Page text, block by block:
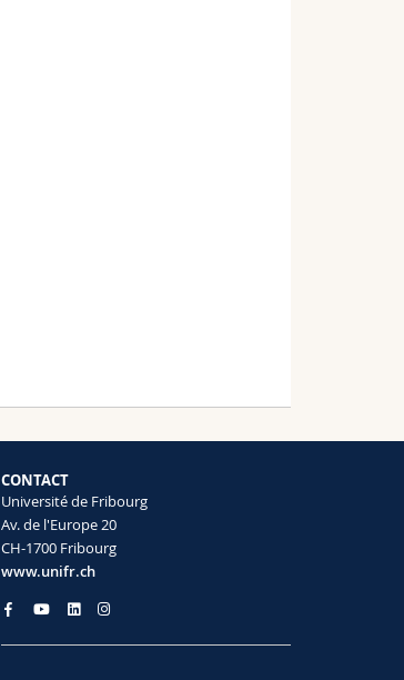
CONTACT
Université de Fribourg
Av. de l'Europe 20
CH-1700 Fribourg
www.unifr.ch